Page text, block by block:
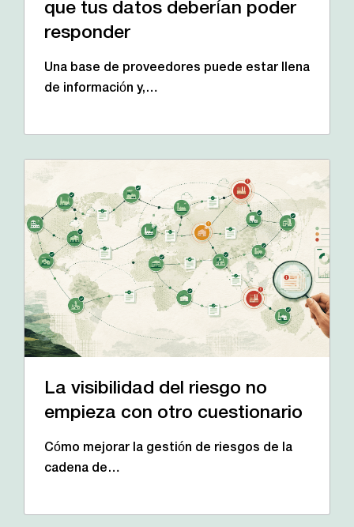
que tus datos deberían poder
responder
Una base de proveedores puede estar llena
de información y,…
La visibilidad del riesgo no
empieza con otro cuestionario
Cómo mejorar la gestión de riesgos de la
cadena de…